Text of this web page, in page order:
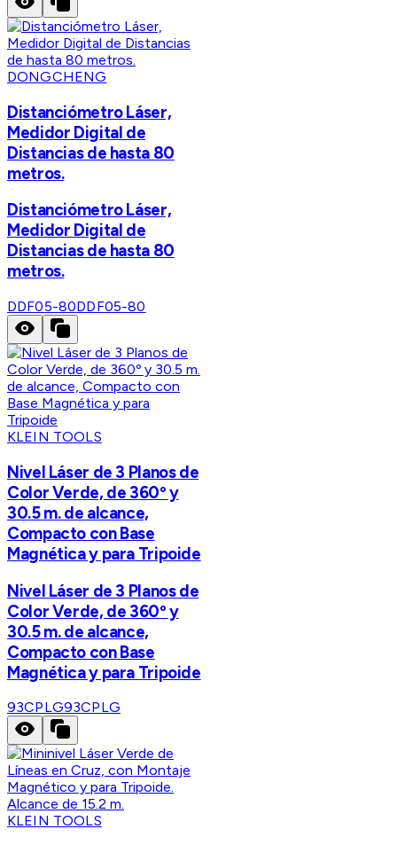
DONGCHENG
Distanciómetro Láser,
Medidor Digital de
Distancias de hasta 80
metros.
Distanciómetro Láser,
Medidor Digital de
Distancias de hasta 80
metros.
DDF05-80DDF05-80
KLEIN TOOLS
Nivel Láser de 3 Planos de
Color Verde, de 360º y
30.5 m. de alcance,
Compacto con Base
Magnética y para Tripoide
Nivel Láser de 3 Planos de
Color Verde, de 360º y
30.5 m. de alcance,
Compacto con Base
Magnética y para Tripoide
93CPLG93CPLG
KLEIN TOOLS